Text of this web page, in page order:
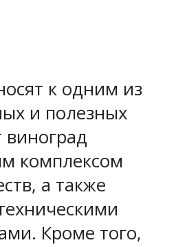
к одним из
и полезных
виноград
комплексом
а также
Кроме того,